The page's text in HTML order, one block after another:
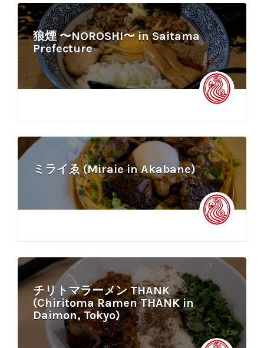
狼煙 〜NOROSHI〜 in Saitama
Prefecture
ミライゑ (Miraie in Akabane)
チリトマラーメン THANK
(Chiritoma Ramen THANK in
Daimon, Tokyo)